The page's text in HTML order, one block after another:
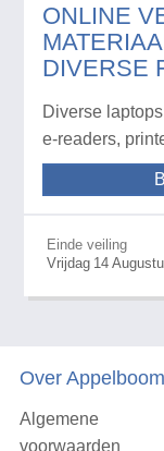
ONLINE
DIVERSE
Diverse
e-readers,
Einde veiling
Vrijdag 14
Over Appelboom
Algemene
voorwaarden